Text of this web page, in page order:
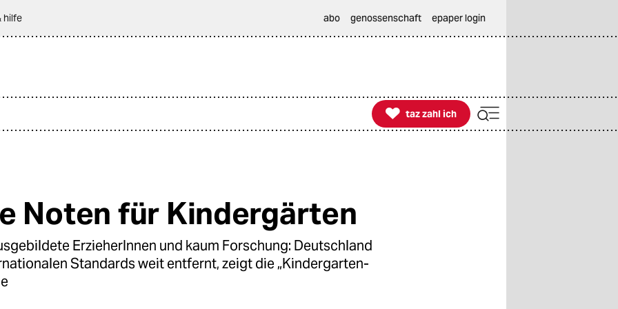
hilfe abo genossenschaft epaper login

taz zahl ich
taz zahl ich
Noten für Kindergärten
ErzieherInnen und kaum Forschung: Deutschland
Standards weit entfernt, zeigt die „Kindergarten-